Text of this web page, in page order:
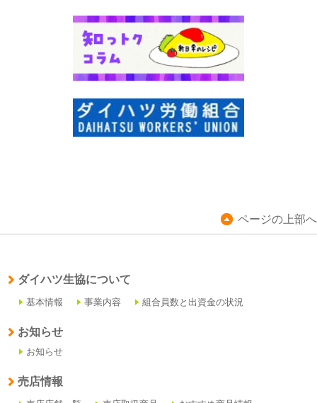
ページの上部へ
ダイハツ生協について
基本情報 事業内容 組合員数と出資金の状況
お知らせ
お知らせ
売店情報